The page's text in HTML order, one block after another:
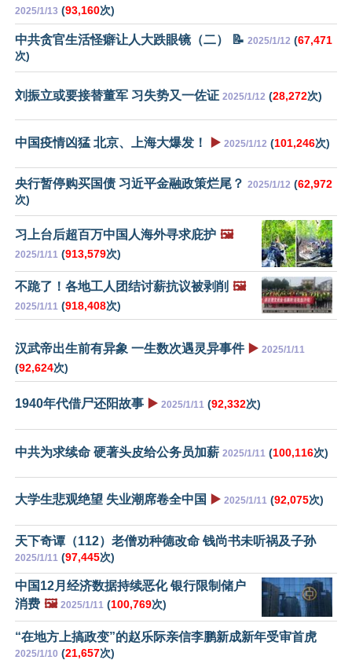
2025/1/13 (93,160次)
中共贪官生活怪癖让人大跌眼镜（二） 📝 2025/1/12 (67,471
次)
刘振立或要接替董军 习失势又一佐证 2025/1/12 (28,272次)
中国疫情凶猛 北京、上海大爆发！ ▶️ 2025/1/12 (101,246次)
央行暂停购买国债 习近平金融政策烂尾？ 2025/1/12 (62,972
次)
习上台后超百万中国人海外寻求庇护 🖼️
2025/1/11 (913,579次)
不跪了！各地工人团结讨薪抗议被剥削 🖼️
2025/1/11 (918,408次)
汉武帝出生前有异象 一生数次遇灵异事件 ▶️ 2025/1/11
(92,624次)
1940年代借尸还阳故事 ▶️ 2025/1/11 (92,332次)
中共为求续命 硬著头皮给公务员加薪 2025/1/11 (100,116次)
大学生悲观绝望 失业潮席卷全中国 ▶️ 2025/1/11 (92,075次)
天下奇谭（112）老僧劝种德改命 钱尚书未听祸及子孙
2025/1/11 (97,445次)
中国12月经济数据持续恶化 银行限制储户
消费 🖼️ 2025/1/11 (100,769次)
“在地方上搞政变”的赵乐际亲信李鹏新成新年受审首虎
2025/1/10 (21,657次)